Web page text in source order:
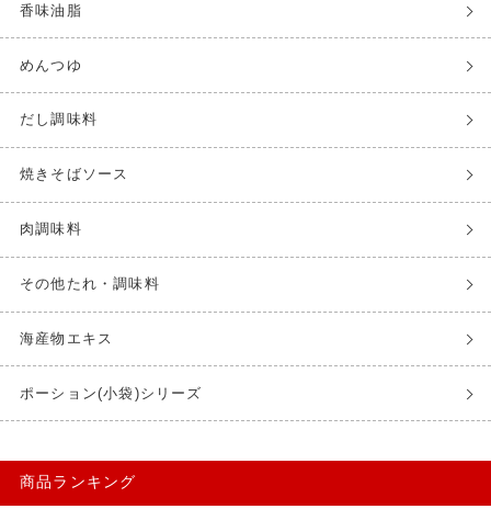
香味油脂
めんつゆ
だし調味料
焼きそばソース
肉調味料
その他たれ・調味料
海産物エキス
ポーション(小袋)シリーズ
商品ランキング